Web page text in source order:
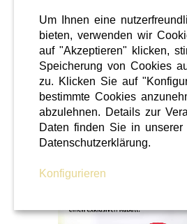
Steiermark
28 / 02 / 2026
Hörcafe
Hörcafe
Um Ihnen eine
bieten, verwenden wir
auf "Akzeptieren" klicken,
Speicherung von Cookies
zu. Klicken Sie auf
bestimmte Cookies
abzulehnen. Details zur
Daten finden Sie in unserer
Datenschutzerklärung.
Konfigurieren